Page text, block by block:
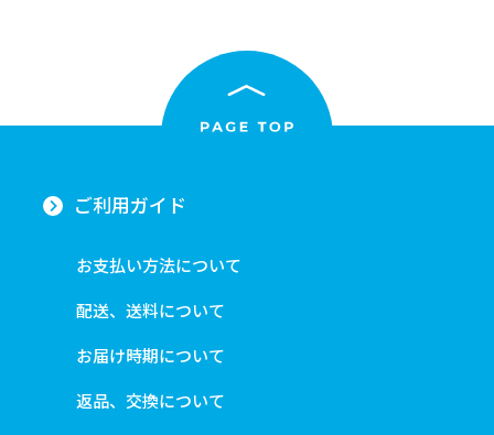
ご利用ガイド
お支払い方法について
配送、送料について
お届け時期について
返品、交換について